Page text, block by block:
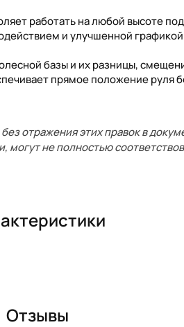
работать на любой высоте
и улучшенной
базы и их разницы,
прямое положение руля
отражения этих правок в
могут не полностью
Отзывы